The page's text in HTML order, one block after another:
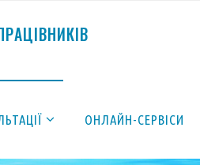
РАЦІВНИКІВ
ОНЛАЙН-СЕРВІСИ